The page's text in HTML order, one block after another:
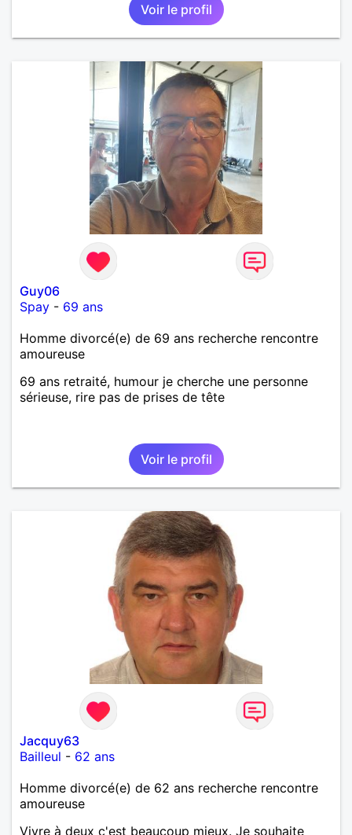
Voir le profil
Guy06
Spay - 69 ans
Homme divorcé(e) de 69 ans recherche rencontre
amoureuse
69 ans retraité, humour je cherche une personne
sérieuse, rire pas de prises de tête
Voir le profil
Jacquy63
Bailleul - 62 ans
Homme divorcé(e) de 62 ans recherche rencontre
amoureuse
Vivre à deux c'est beaucoup mieux. Je souhaite